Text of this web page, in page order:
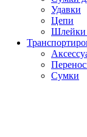
Удавки
Цепи
Шлейки
Сумки